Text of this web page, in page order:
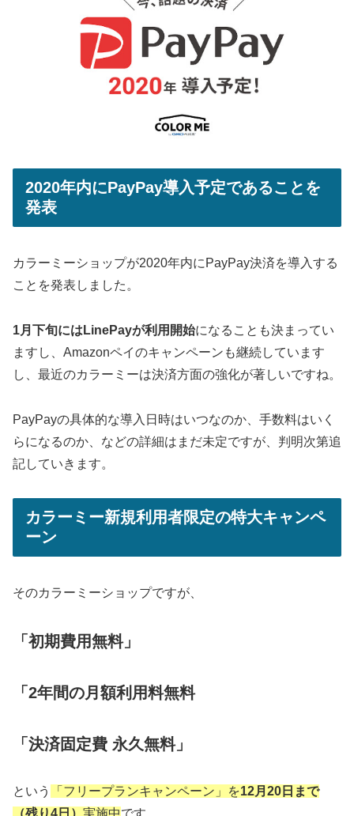
2020年内にPayPay導入予定であることを
発表
カラーミーショップが2020年内にPayPay決済を導入する
ことを発表しました。
1月下旬にはLinePayが利用開始になることも決まってい
ますし、Amazonペイのキャンペーンも継続しています
し、最近のカラーミーは決済方面の強化が著しいですね。
PayPayの具体的な導入日時はいつなのか、手数料はいく
らになるのか、などの詳細はまだ未定ですが、判明次第追
記していきます。
カラーミー新規利用者限定の特大キャンペ
ーン
そのカラーミーショップですが、
「初期費用無料」
「2年間の月額利用料無料
「決済固定費 永久無料」
という 「フリープランキャンペーン」を12月20日まで